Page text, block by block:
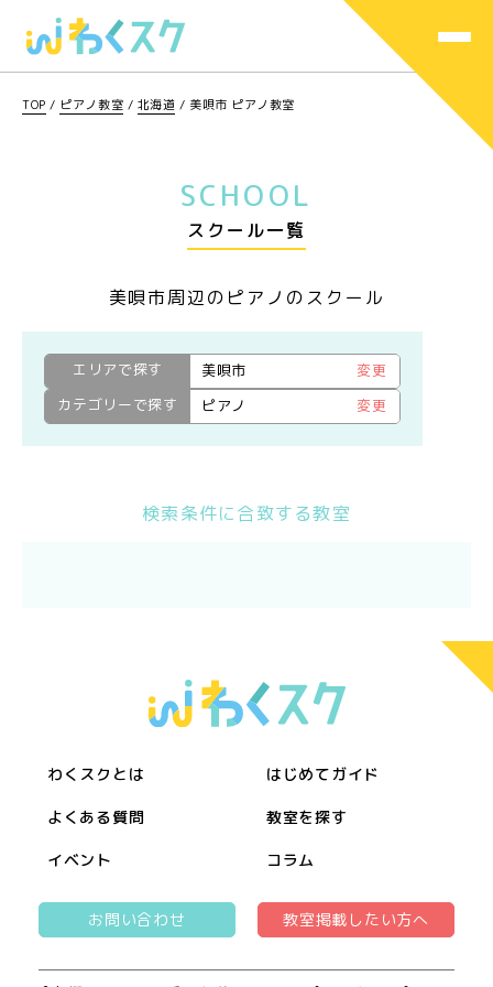
TOP / ピアノ教室 / 北海道 / 美唄市 ピアノ教室
SCHOOL
スクール一覧
美唄市周辺のピアノのスクール
エリアで探す 美唄市
変更
カテゴリーで探す
ピアノ 変更
検索条件に合致する教室
わくスクとは はじめてガイド
よくある質問 教室を探す
イベント コラム
お問い合わせ 教室掲載したい方へ